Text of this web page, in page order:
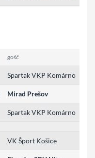
gość
Spartak VKP Komárno
Mirad Prešov
Spartak VKP Komárno
VK Šport Košice